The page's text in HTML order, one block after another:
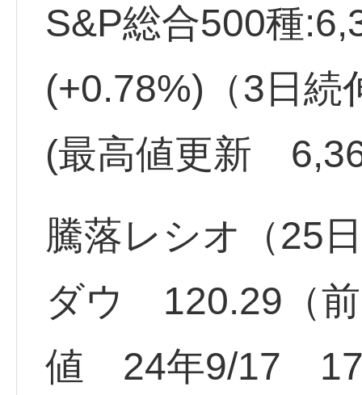
S&P総合500種
(+0.78%)（3日続
(最高値更新
騰落レシオ（25
ダウ 120.29（
値 24年9/17